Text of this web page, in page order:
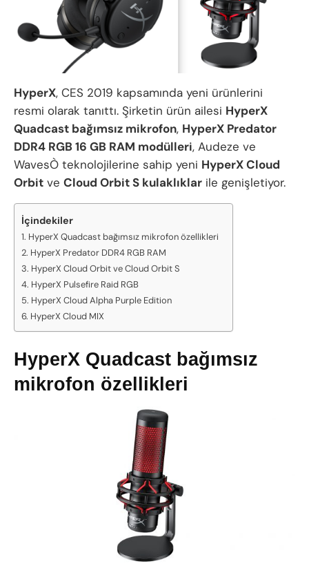
HyperX, CES 2019 kapsamında yeni ürünlerini
resmi olarak tanıttı. Şirketin ürün ailesi HyperX
Quadcast bağımsız mikrofon, HyperX Predator
DDR4 RGB 16 GB RAM modülleri, Audeze ve
WavesÒ teknolojilerine sahip yeni HyperX Cloud
Orbit ve Cloud Orbit S kulaklıklar ile genişletiyor.
İçindekiler
HyperX Quadcast bağımsız mikrofon özellikleri
HyperX Predator DDR4 RGB RAM
HyperX Cloud Orbit ve Cloud Orbit S
HyperX Pulsefire Raid RGB
HyperX Cloud Alpha Purple Edition
HyperX Cloud MIX
HyperX Quadcast bağımsız
mikrofon özellikleri